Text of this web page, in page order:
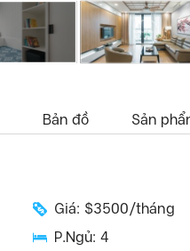
Bản đồ Sản
Giá: $3500/tháng
P.Ngủ: 4